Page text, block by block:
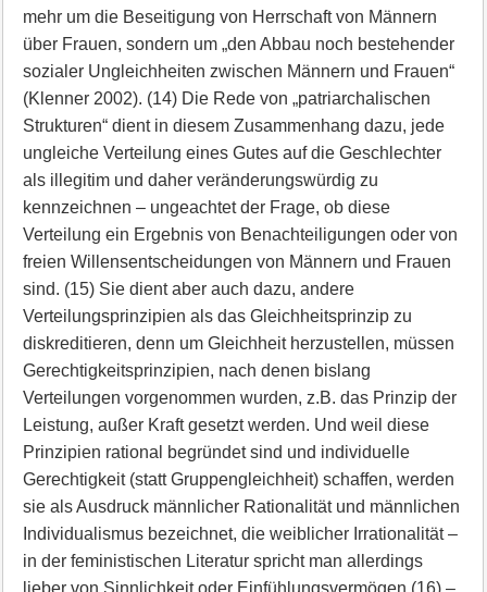
mehr um die Beseitigung von Herrschaft von Männern
über Frauen, sondern um „den Abbau noch bestehender
sozialer Ungleichheiten zwischen Männern und Frauen“
(Klenner 2002). (14) Die Rede von „patriarchalischen
Strukturen“ dient in diesem Zusammenhang dazu, jede
ungleiche Verteilung eines Gutes auf die Geschlechter
als illegitim und daher veränderungswürdig zu
kennzeichnen – ungeachtet der Frage, ob diese
Verteilung ein Ergebnis von Benachteiligungen oder von
freien Willensentscheidungen von Männern und Frauen
sind. (15) Sie dient aber auch dazu, andere
Verteilungsprinzipien als das Gleichheitsprinzip zu
diskreditieren, denn um Gleichheit herzustellen, müssen
Gerechtigkeitsprinzipien, nach denen bislang
Verteilungen vorgenommen wurden, z.B. das Prinzip der
Leistung, außer Kraft gesetzt werden. Und weil diese
Prinzipien rational begründet sind und individuelle
Gerechtigkeit (statt Gruppengleichheit) schaffen, werden
sie als Ausdruck männlicher Rationalität und männlichen
Individualismus bezeichnet, die weiblicher Irrationalität –
in der feministischen Literatur spricht man allerdings
lieber von Sinnlichkeit oder Einfühlungsvermögen (16) –